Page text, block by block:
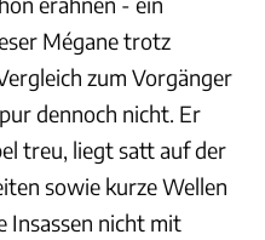
Mégane trotz
zum Vorgänger
dennoch nicht. Er
treu, liegt satt auf der
sowie kurze Wellen
Insassen nicht mit